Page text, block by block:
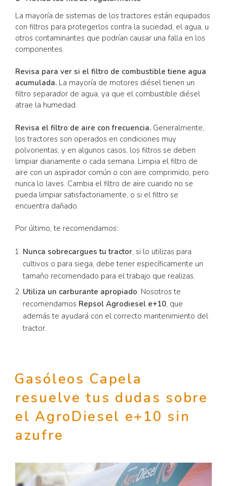
La mayoría de sistemas de los tractores están equipados
con filtros para protegerlos contra la suciedad, el agua, u
otros contaminantes que podrían causar una falla en los
componentes.
Revisa para ver si el filtro de combustible tiene agua
acumulada. La mayoría de motores diésel tienen un
filtro separador de agua, ya que el combustible diésel
atrae la humedad.
Revisa el filtro de aire con frecuencia. Generalmente,
los tractores son operados en condiciones muy
polvorientas, y en algunos casos, los filtros se deben
limpiar diariamente o cada semana. Limpia el filtro de
aire con un aspirador común o con aire comprimido, pero
nunca lo laves. Cambia el filtro de aire cuando no se
pueda limpiar satisfactoriamente, o si el filtro se
encuentra dañado.
Por último, te recomendamos:
Nunca sobrecargues tu tractor, si lo utilizas para
cultivos o para siega, debe tener específicamente un
tamaño recomendado para el trabajo que realizas.
Utiliza un carburante apropiado. Nosotros te
recomendamos Repsol Agrodiesel e+10, que
además te ayudará con el correcto mantenimiento del
tractor.
Gasóleos Capela
resuelve tus dudas sobre
el AgroDiesel e+10 sin
azufre